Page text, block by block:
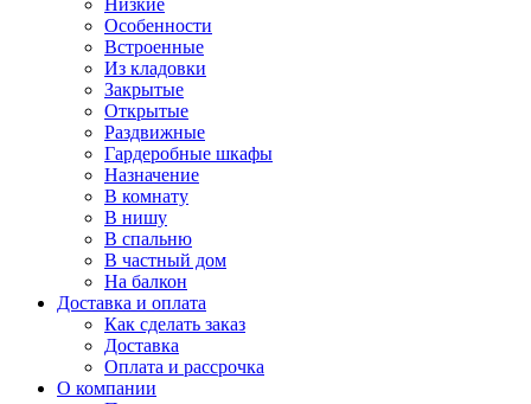
Низкие
Особенности
Встроенные
Из кладовки
Закрытые
Открытые
Раздвижные
Гардеробные шкафы
Назначение
В комнату
В нишу
В спальню
В частный дом
На балкон
Доставка и оплата
Как сделать заказ
Доставка
Оплата и рассрочка
О компании